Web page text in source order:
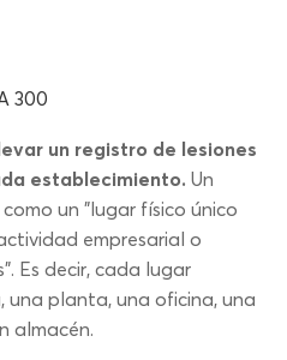
300
un registro de lesiones
establecimiento. Un
un "lugar físico único
empresarial o
Es decir, cada lugar
una planta, una oficina, una
almacén.